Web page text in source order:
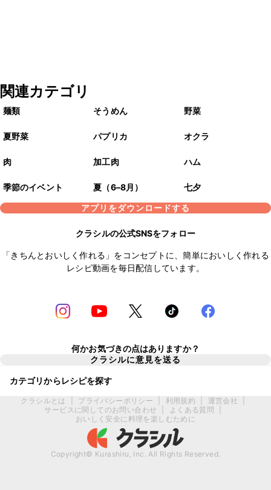
関連カテゴリ
麺類 そうめん 野菜
夏野菜 パプリカ オクラ
肉 加工肉 ハム
季節のイベント 夏（6–8月）
七夕
アプリをダウンロードする
クラシルの公式SNSをフォロー
「きちんとおいしく作れる」をコンセプトに、簡単においしく作れる
レシピ動画を毎日配信しています。
何かお気づきの点はありますか？
クラシルに意見を送る
カテゴリからレシピを探す
クラシルとは プライバシーポリシー 利用規約 運営会社
サービスに関してのお問い合わせ
よくある質問
おいしく安全に料理を楽しむために
Copyright© Kurashiru, Inc. All Rights Reserved.